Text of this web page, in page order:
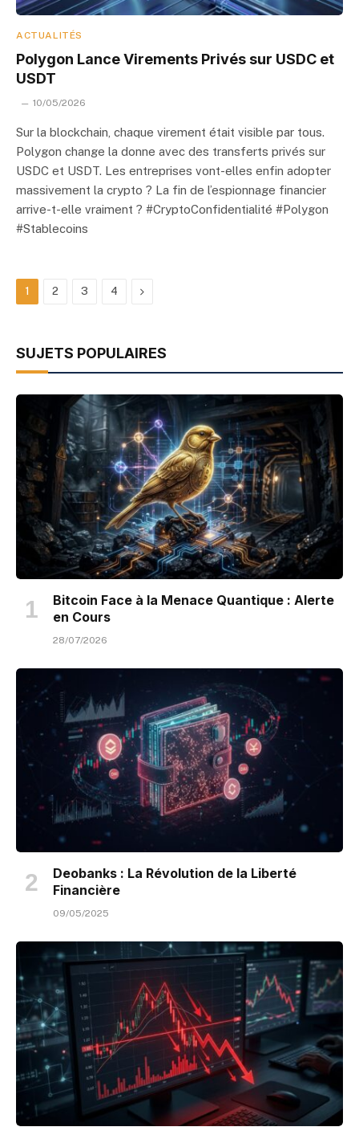
ACTUALITÉS
Polygon Lance Virements Privés sur USDC et
USDT
10/05/2026
Sur la blockchain, chaque virement était visible par tous.
Polygon change la donne avec des transferts privés sur
USDC et USDT. Les entreprises vont-elles enfin adopter
massivement la crypto ? La fin de l’espionnage financier
arrive-t-elle vraiment ? #CryptoConfidentialité #Polygon
#Stablecoins
1 2 3 4 Next
SUJETS POPULAIRES
Bitcoin Face à la Menace Quantique : Alerte
en Cours
28/07/2026
Deobanks : La Révolution de la Liberté
Financière
09/05/2025